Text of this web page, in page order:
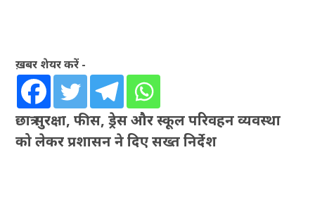
ख़बर शेयर करें -
छात्र सुरक्षा, फीस, ड्रेस और स्कूल परिवहन व्यवस्था
को लेकर प्रशासन ने दिए सख्त निर्देश